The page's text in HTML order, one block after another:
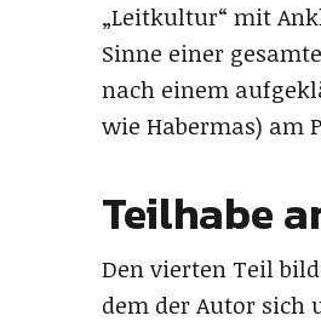
„Leitkultur“ mit
Sinne einer
nach einem
wie Habermas) am
Teilhabe
Den vierten Teil
dem der Autor sich